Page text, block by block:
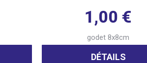
1,00 €
godet 8x8cm
DÉTAILS